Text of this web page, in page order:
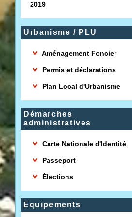
2019
Urbanisme / PLU
Aménagement Foncier
Permis et déclarations
Plan Local d'Urbanisme
Démarches
administratives
Carte Nationale d'Identité
Passeport
Élections
Equipements